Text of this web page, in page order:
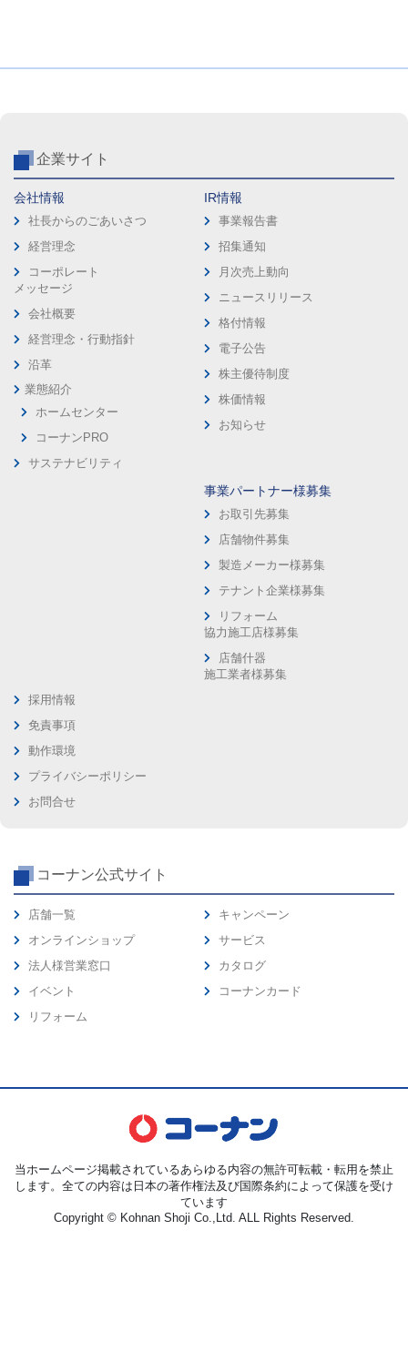
企業サイト
会社情報
社長からのごあいさつ
経営理念
コーポレート
メッセージ
会社概要
経営理念・行動指針
沿革
業態紹介
ホームセンター
コーナンPRO
サステナビリティ
IR情報
事業報告書
招集通知
月次売上動向
ニュースリリース
格付情報
電子公告
株主優待制度
株価情報
お知らせ
事業パートナー様募集
お取引先募集
店舗物件募集
製造メーカー様募集
テナント企業様募集
リフォーム
協力施工店様募集
店舗什器
施工業者様募集
採用情報
免責事項
動作環境
プライバシーポリシー
お問合せ
コーナン公式サイト
店舗一覧
オンラインショップ
法人様営業窓口
イベント
リフォーム
キャンペーン
サービス
カタログ
コーナンカード
当ホームページ掲載されているあらゆる内容の無許可転載・転用を禁止
します。全ての内容は日本の著作権法及び国際条約によって保護を受け
ています
Copyright © Kohnan Shoji Co.,Ltd. ALL Rights Reserved.